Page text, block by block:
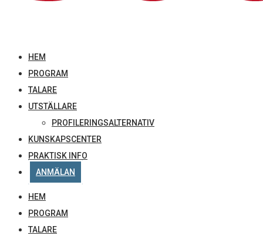
HEM
PROGRAM
TALARE
UTSTÄLLARE
PROFILERINGSALTERNATIV
KUNSKAPSCENTER
PRAKTISK INFO
ANMÄLAN
HEM
PROGRAM
TALARE